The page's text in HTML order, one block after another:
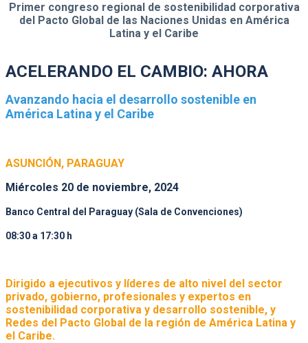
Primer congreso regional de sostenibilidad corporativa
del Pacto Global de las Naciones Unidas en América
Latina y el Caribe
ACELERANDO EL CAMBIO: AHORA
Avanzando hacia el desarrollo sostenible en
América Latina y el Caribe
ASUNCIÓN, PARAGUAY
Miércoles 20 de noviembre, 2024
Banco Central del Paraguay (Sala de Convenciones)
08:30 a 17:30 h
Dirigido a ejecutivos y líderes de alto nivel del sector
privado, gobierno, profesionales y expertos en
sostenibilidad corporativa y desarrollo sostenible, y
Redes del Pacto Global de la región de América Latina y
el Caribe.